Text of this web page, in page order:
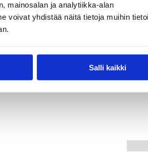
mainosalan ja analytiikka-alan
voivat yhdistää näitä tietoja muihin
Salli kaikki